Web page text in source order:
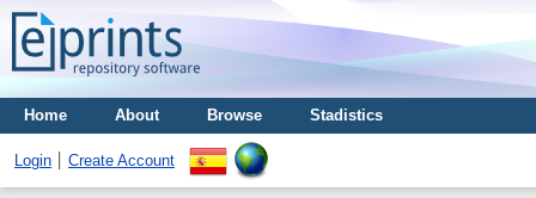
Home About Browse Stadistics
Login Create Account